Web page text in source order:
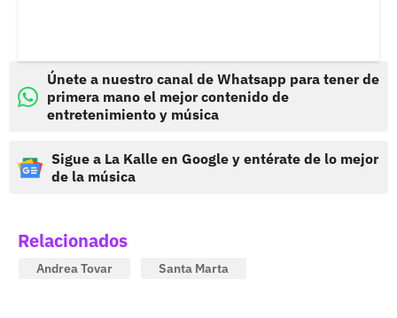
Únete a nuestro canal de Whatsapp para tener de
primera mano el mejor contenido de
entretenimiento y música
Sigue a La Kalle en Google y entérate de lo mejor
de la música
Relacionados
Andrea Tovar Santa Marta